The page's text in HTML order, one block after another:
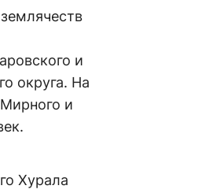
и
округа. На
и
Хурала